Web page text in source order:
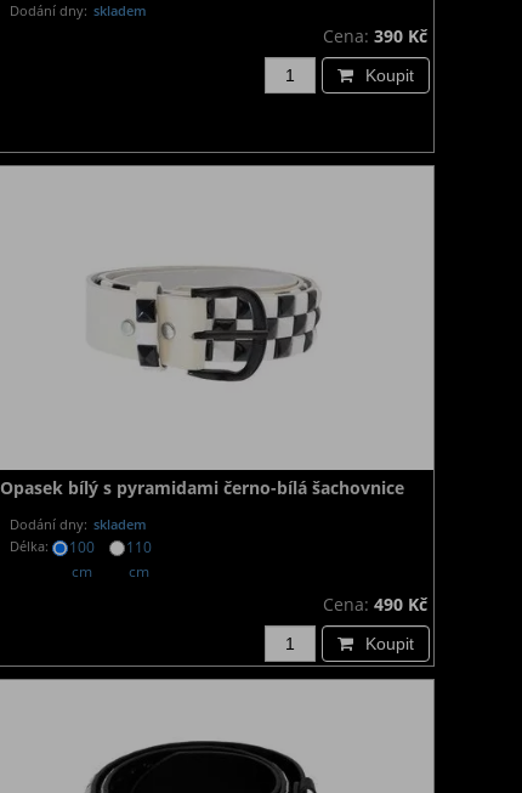
Dodání dny: skladem
Cena: 390 Kč
Koupit
Opasek bílý s pyramidami černo-bílá šachovnice
Dodání dny: skladem
Délka:
100
cm
110
cm
Cena: 490 Kč
Koupit